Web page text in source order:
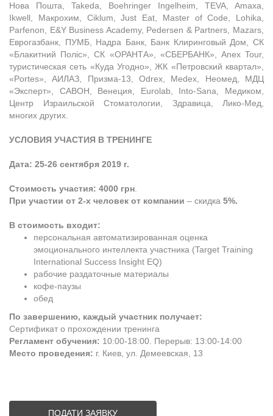
Нова Пошта, Takeda, Boehringer Ingelheim, TEVA, Amaxa,
Ikwell, Макрохим, Ciklum, Just Eat, Master of Code, Lohika,
Parfenon, E&Y Business Academy, Pedersen & Partners, Mazars,
Еврогазбанк, ПУМБ, Надра Банк, Банк Клиринговый Дом, СК
«Блакитний Поліс», СК «ОРАНТА», «СБЕРБАНК», Anex Tour,
туристическая сеть «Куда Угодно», ЖК «Петровский квартал»,
«Portes», АИЛАЗ, Призма-13, Odrex, Medex, Неомед, МДЦ
«Эксперт», САВОН, Венеция, Eurolab, Into-Sana, Медиком,
Центр Израильской Стоматологии, Здравица, Лико-Мед,
многих других.
УСЛОВИЯ УЧАСТИЯ В ТРЕНИНГЕ
Дата: 25-26 сентября 2019 г.
Стоимость участия: 4000 грн
При участии от 2-х человек от компании – скидка 5%.
В стоимость входит:
персональная автоматизированная оценка
эмоционального интеллекта участника (Target Training
International Success Insight EQ)
рабочие раздаточные материалы
кофе-паузы
обед
По завершению, каждый участник получает:
Сертификат о прохождении тренинга
Регламент обучения: 10:00-18:00. Перерыв: 13:00-14:00
Место проведения: г. Киев, ул. Демеевская, 13
ПОДАТИ ЗАЯВКУ